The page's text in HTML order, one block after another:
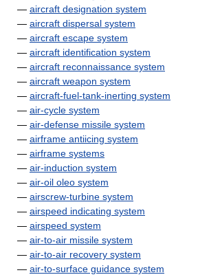
— aircraft designation system
— aircraft dispersal system
— aircraft escape system
— aircraft identification system
— aircraft reconnaissance system
— aircraft weapon system
— aircraft-fuel-tank-inerting system
— air-cycle system
— air-defense missile system
— airframe antiicing system
— airframe systems
— air-induction system
— air-oil oleo system
— airscrew-turbine system
— airspeed indicating system
— airspeed system
— air-to-air missile system
— air-to-air recovery system
— air-to-surface guidance system